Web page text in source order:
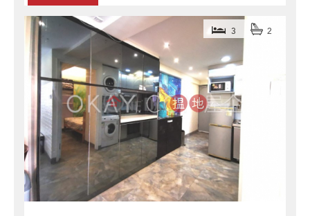
3 2